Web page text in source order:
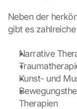
Neben der
gibt es
Narrative
Kunst- und
Therapien